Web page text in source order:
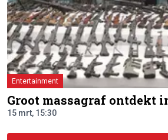
Entertainment
Groot massagraf ontdekt
15 mrt, 15:30